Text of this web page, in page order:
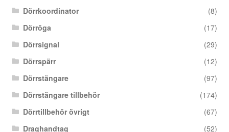
Dörrkoordinator
(8)
Dörröga
(17)
Dörrsignal
(29)
Dörrspärr
(12)
Dörrstängare
(97)
Dörrstängare tillbehör
(174)
Dörrtillbehör övrigt
(67)
Draghandtag
(52)